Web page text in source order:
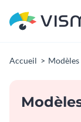
Accueil Modèles